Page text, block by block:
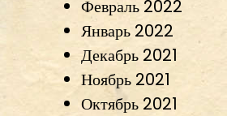
Февраль 2022
Январь 2022
Декабрь 2021
Ноябрь 2021
Октябрь 2021